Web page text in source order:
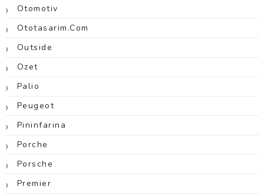
Otomotiv
Ototasarim.com
Outside
Ozet
Palio
Peugeot
Pininfarina
Porche
Porsche
Premier